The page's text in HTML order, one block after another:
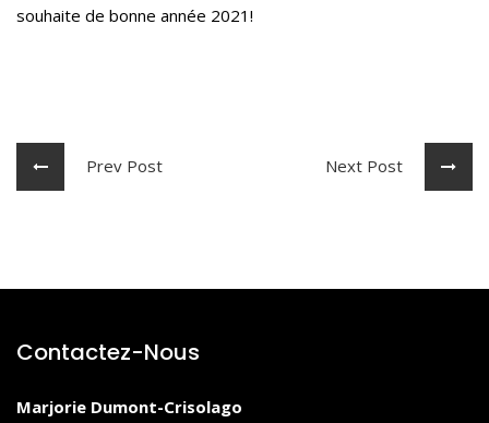
souhaite de bonne année 2021!
Prev Post Next Post
Contactez-Nous
Marjorie Dumont-Crisolago